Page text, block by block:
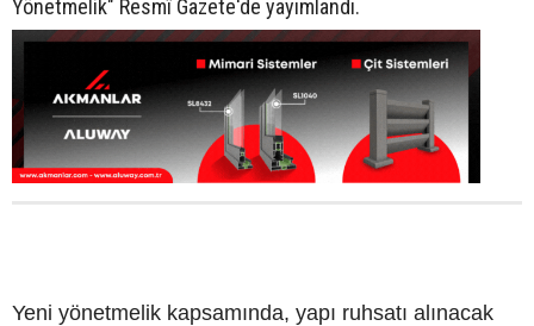
Yönetmelik" Resmî Gazete'de yayımlandı.
Yeni yönetmelik kapsamında, yapı ruhsatı alınacak